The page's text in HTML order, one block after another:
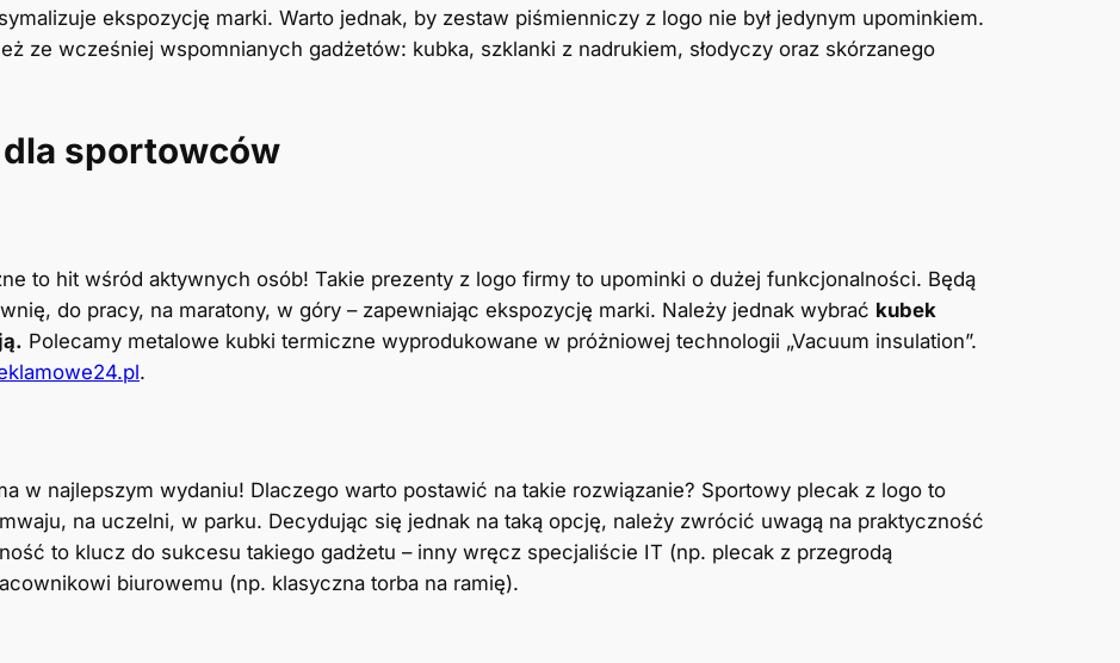
ekspozycję marki. Warto jednak, by zestaw piśmienniczy z logo nie był jedynym upominkiem.
ze wcześniej wspomnianych gadżetów: kubka, szklanki z nadrukiem, słodyczy oraz skórzanego
sportowców
to hit wśród aktywnych osób! Takie prezenty z logo firmy to upominki o dużej funkcjonalności. Będą
do pracy, na maratony, w góry – zapewniając ekspozycję marki. Należy jednak wybrać kubek
Polecamy metalowe kubki termiczne wyprodukowane w próżniowej technologii „Vacuum insulation”.
.
w najlepszym wydaniu! Dlaczego warto postawić na takie rozwiązanie? Sportowy plecak z logo to
na uczelni, w parku. Decydując się jednak na taką opcję, należy zwrócić uwagą na praktyczność
to klucz do sukcesu takiego gadżetu – inny wręcz specjaliście IT (np. plecak z przegrodą
biurowemu (np. klasyczna torba na ramię).